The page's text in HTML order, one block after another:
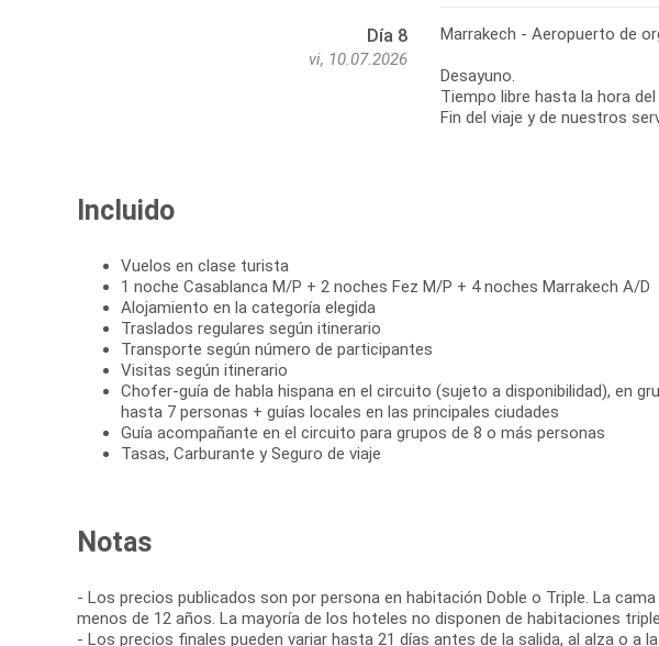
Día 8
vi, 10.07.2026
Marrakech - Aeropuerto de
Desayuno.
Tiempo libre hasta la hora
Fin del viaje y de nuestros
Incluido
Vuelos en clase turista
1 noche Casablanca M/P + 2 noches Fez M/P + 4 noches Marrakech A/D
Alojamiento en la categoría elegida
Traslados regulares según itinerario
Transporte según número de participantes
Visitas según itinerario
Chofer-guía de habla hispana en el circuito (sujeto a disponibilidad), en
hasta 7 personas + guías locales en las principales ciudades
Guía acompañante en el circuito para grupos de 8 o más personas
Tasas, Carburante y Seguro de viaje
Notas
- Los precios publicados son por persona en habitación Doble o Triple. La
menos de 12 años. La mayoría de los hoteles no disponen de habitaciones
- Los precios finales pueden variar hasta 21 días antes de la salida, al alza o